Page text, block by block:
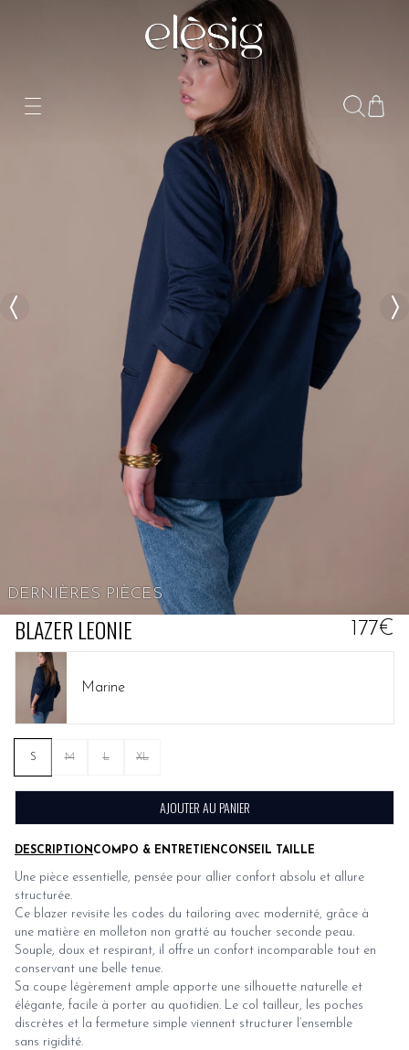
DERNIÈRES PIÈCES
BLAZER LEONIE 177€
DESCRIPTIONCOMPO & ENTRETIENCONSEIL TAILLE
Une pièce essentielle, pensée pour allier confort absolu et allure
structurée.
Ce blazer revisite les codes du tailoring avec modernité, grâce à
une matière en molleton non gratté au toucher seconde peau.
Souple, doux et respirant, il offre un confort incomparable tout en
conservant une belle tenue.
Sa coupe légèrement ample apporte une silhouette naturelle et
élégante, facile à porter au quotidien. Le col tailleur, les poches
discrètes et la fermeture simple viennent structurer l’ensemble
sans rigidité.
Marine
S M L XL
AJOUTER AU PANIER